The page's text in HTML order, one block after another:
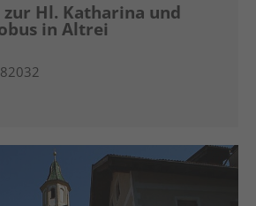
Hl. Katharina und
in Altrei